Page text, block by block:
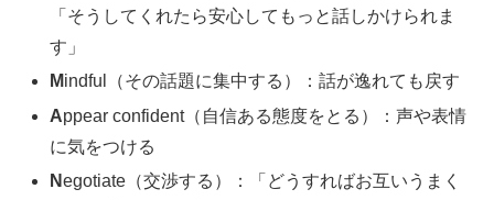
「そうしてくれたら安心してもっと話しかけられま
す」
Mindful（その話題に集中する）：話が逸れても戻す
Appear confident（自信ある態度をとる）：声や表情
に気をつける
Negotiate（交渉する）：「どうすればお互いうまく